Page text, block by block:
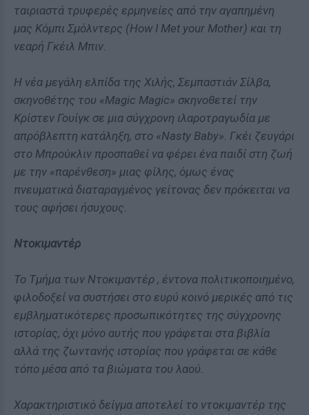
ταιριαστά τρυφερές ερμηνείες από την αγαπημένη
μας Κόμπι Σμόλντερς (How I Met your Mother) και τη
νεαρή Γκέιλ Μπιν.
Η νέα μεγάλη ελπίδα της Χιλής, Σεμπαστιάν Σίλβα,
σκηνοθέτης του «Magic Magic» σκηνοθετεί την
Κρίστεν Γουίγκ σε μια σύγχρονη ιλαροτραγωδία με
απρόβλεπτη κατάληξη, στο «Nasty Baby». Γκέι ζευγάρι
στο Μπρούκλιν προσπαθεί να φέρει ένα παιδί στη ζωή
με την «παρένθεση» μιας φίλης, όμως ένας
πνευματικά διαταραγμένος γείτονας δεν πρόκειται να
τους αφήσει ήσυχους.
Ντοκιμαντέρ
Το Τμήμα των Ντοκιμαντέρ , έντονα πολιτικοποιημένο,
φιλοδοξεί να συστήσει στο ευρύ κοινό μερικές από τις
εμβληματικότερες προσωπικότητες της σύγχρονης
ιστορίας, όχι μόνο αυτής που γράφεται στα βιβλία
αλλά της ζωντανής ιστορίας που γράφεται σε κάθε
τόπο μέσα από τα βιώματα του λαού.
Χαρακτηριστικό δείγμα αποτελεί το ντοκιμαντέρ της